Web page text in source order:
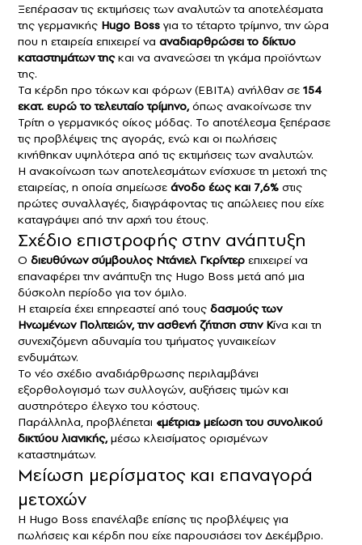
Ξεπέρασαν τις εκτιμήσεις των αναλυτών τα αποτελέσματα
της γερμανικής Hugo Boss για το τέταρτο τρίμηνο, την ώρα
που η εταιρεία επιχειρεί να αναδιαρθρώσει το δίκτυο
καταστημάτων τηςκαι να ανανεώσει τη γκάμα προϊόντων
της.
Τα κέρδη προ τόκων και φόρων (EBITA) ανήλθαν σε 154
εκατ. ευρώ το τελευταίο τρίμηνο,όπως ανακοίνωσε την
Τρίτη ο γερμανικός οίκος μόδας. Το αποτέλεσμα ξεπέρασε
τις προβλέψεις της αγοράς, ενώ και οι πωλήσεις
κινήθηκαν υψηλότερα από τις εκτιμήσεις των αναλυτών.
Η ανακοίνωση των αποτελεσμάτων ενίσχυσε τη μετοχή της
εταιρείας, η οποία σημείωσε άνοδο έως και 7,6% στις
πρώτες συναλλαγές, διαγράφοντας τις απώλειες που είχε
καταγράψει από την αρχή του έτους.
Σχέδιο επιστροφής στην ανάπτυξη
Ο διευθύνων σύμβουλος Ντάνιελ Γκρίντερ επιχειρεί να
επαναφέρει την ανάπτυξη της Hugo Boss μετά από μια
δύσκολη περίοδο για τον όμιλο.
Η εταιρεία έχει επηρεαστεί από τους δασμούς των
Ηνωμένων Πολιτειών, την ασθενή ζήτηση στην Κίνα και τη
συνεχιζόμενη αδυναμία του τμήματος γυναικείων
ενδυμάτων.
Το νέο σχέδιο αναδιάρθρωσης περιλαμβάνει
εξορθολογισμό των συλλογών, αυξήσεις τιμών και
αυστηρότερο έλεγχο του κόστους.
Παράλληλα, προβλέπεται «μέτρια» μείωση του συνολικού
δικτύου λιανικής,μέσω κλεισίματος ορισμένων
καταστημάτων.
Μείωση μερίσματος και επαναγορά
μετοχών
Η Hugo Boss επανέλαβε επίσης τις προβλέψεις για
πωλήσεις και κέρδη που είχε παρουσιάσει τον Δεκέμβριο.